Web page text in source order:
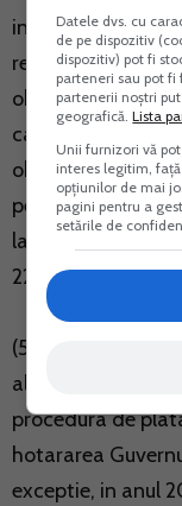
individuale de
republicata, cu
obligatii fiscale se
catre societatea
obligatiile de
pe venit si
la termenele
227/2015, cu
(5) Durata
alin. (1),
procedura de
hotararea
exceptie, in anul
Datele dvs. cu
de pe dispozitiv
dispozitiv) pot fi
parteneri sau pot fi
partenerii noștri
geografică.Lista
Unii furnizori vă
interes legitim,
opțiunilor de mai
pagini pentru a
setările de